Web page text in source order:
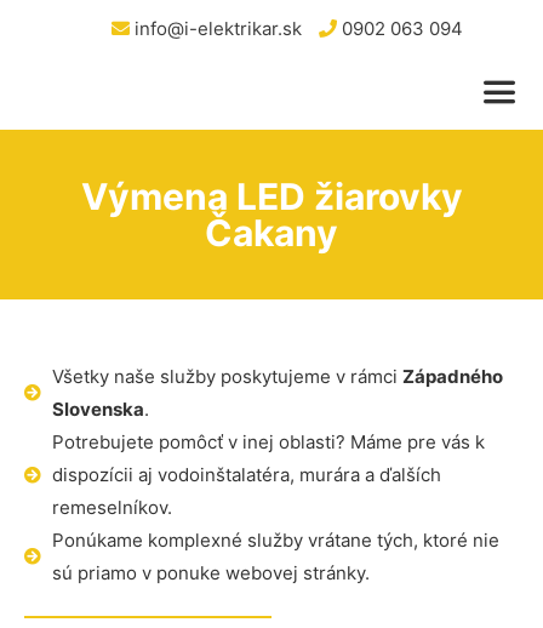
info@i-elektrikar.sk 0902 063 094
Výmena LED žiarovky
Čakany
Všetky naše služby poskytujeme v rámci Západného
Slovenska.
Potrebujete pomôcť v inej oblasti? Máme pre vás k
dispozícii aj vodoinštalatéra, murára a ďalších
remeselníkov.
Ponúkame komplexné služby vrátane tých, ktoré nie
sú priamo v ponuke webovej stránky.